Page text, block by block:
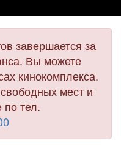
завершается за
Вы можете
кинокомплекса.
мест и
по тел.